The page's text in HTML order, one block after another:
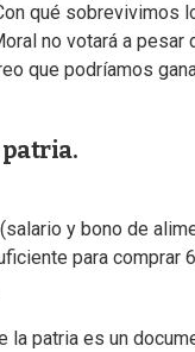
qué sobrevivimos
no votará a pesar
que podríamos
patria.
y bono de
para comprar
la patria es un